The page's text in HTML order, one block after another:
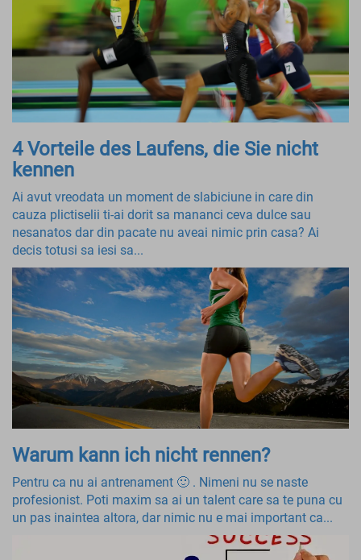
4 Vorteile des Laufens, die Sie nicht
kennen
Ai avut vreodata un moment de slabiciune in care din
cauza plictiselii ti-ai dorit sa mananci ceva dulce sau
nesanatos dar din pacate nu aveai nimic prin casa? Ai
decis totusi sa iesi sa...
Warum kann ich nicht rennen?
Pentru ca nu ai antrenament 🙂 . Nimeni nu se naste
profesionist. Poti maxim sa ai un talent care sa te puna cu
un pas inaintea altora, dar nimic nu e mai important ca...